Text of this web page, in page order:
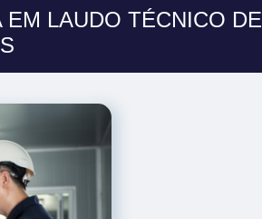
LAUDO TÉCNICO DE